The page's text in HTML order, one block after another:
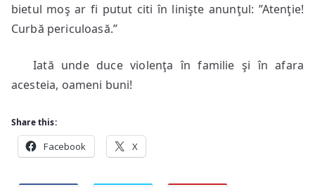
bietul moş ar fi putut citi în linişte anunţul: ”Atenţie!
Curbă periculoasă.”
Iată unde duce violenţa în familie şi în afara
acesteia, oameni buni!
Share this:
Facebook X